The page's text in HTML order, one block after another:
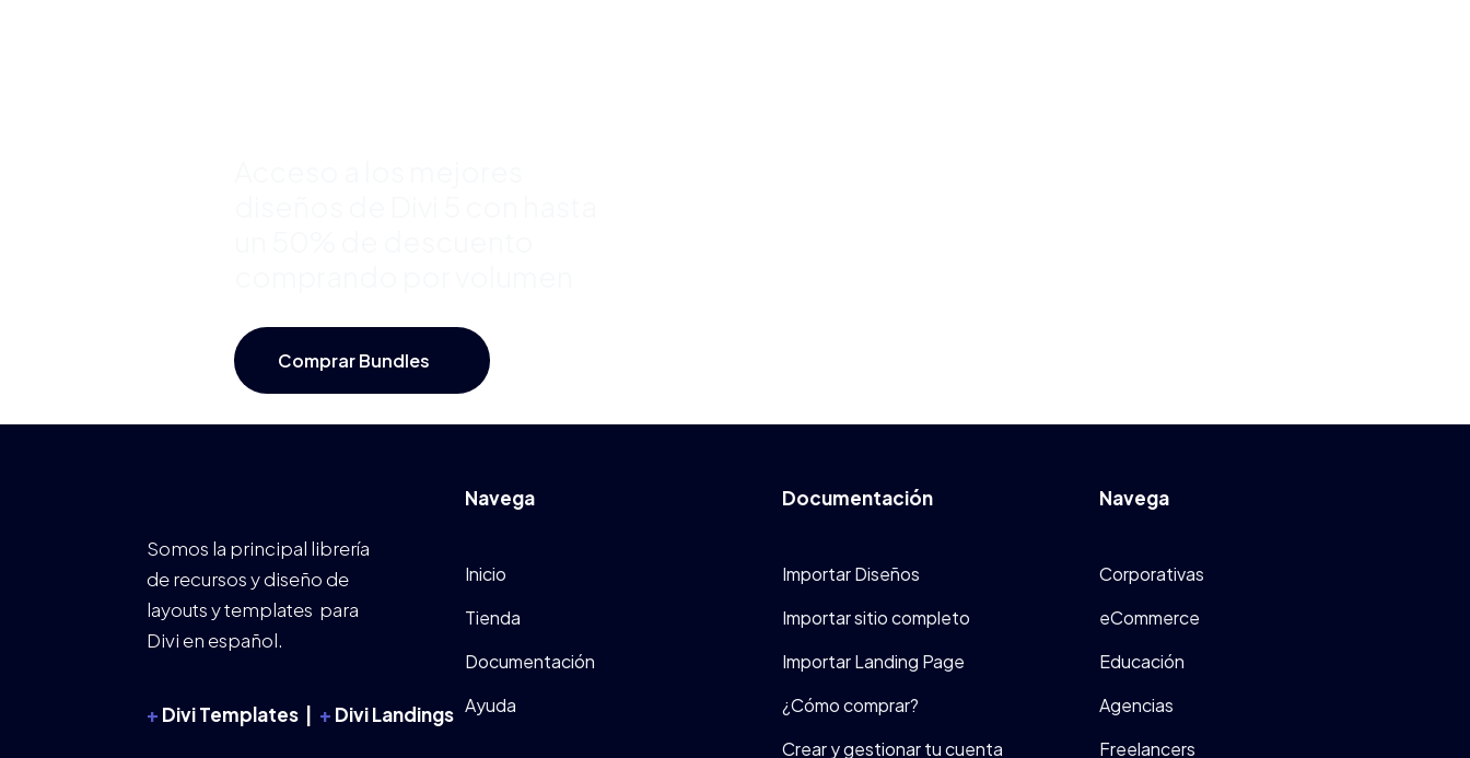
Comprar Bundles
Somos la principal librería
de recursos y diseño de
layouts y templates para
Divi en español.
+ Divi Templates | + Divi Landings
Navega
Inicio
Tienda
Documentación
Ayuda
Documentación
Importar Diseños
Importar sitio completo
Importar Landing Page
¿Cómo comprar?
Crear y gestionar tu cuenta
Navega
Corporativas
eCommerce
Educación
Agencias
Freelancers